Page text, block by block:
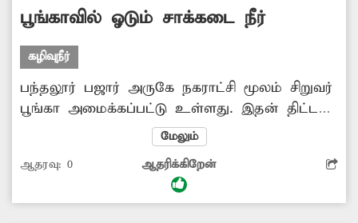
பூங்காவில் ஓடும் சாக்கடை நீர்
கழிவுநீர்
பந்தலூர் பஜார் அருகே நகராட்சி மூலம் சிறுவர்
பூங்கா அமைக்கப்பட்டு உள்ளது. இதன் திட்ட
மதிப்பீடு ரூ.99 லட்சம் ஆகும். ஆனால்
பூங்காவின் நடுவே கூவம் ஆற்றை மிஞ்சிய
சாக்கடை நீர் ஓடுகிறது. இது பந்தலூர் பஜாரில்
உள்ள வணிக நிறுவனங்களின் கழிவுநீர்தான்.
மேலும்
ஆதரவு: 0 ஆதரிக்கிறேன்